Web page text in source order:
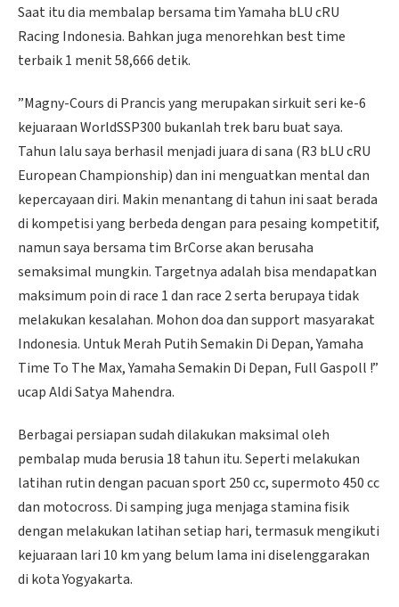
Saat itu dia membalap bersama tim Yamaha bLU cRU
Racing Indonesia. Bahkan juga menorehkan best time
terbaik 1 menit 58,666 detik.
”Magny-Cours di Prancis yang merupakan sirkuit seri ke-6
kejuaraan WorldSSP300 bukanlah trek baru buat saya.
Tahun lalu saya berhasil menjadi juara di sana (R3 bLU cRU
European Championship) dan ini menguatkan mental dan
kepercayaan diri. Makin menantang di tahun ini saat berada
di kompetisi yang berbeda dengan para pesaing kompetitif,
namun saya bersama tim BrCorse akan berusaha
semaksimal mungkin. Targetnya adalah bisa mendapatkan
maksimum poin di race 1 dan race 2 serta berupaya tidak
melakukan kesalahan. Mohon doa dan support masyarakat
Indonesia. Untuk Merah Putih Semakin Di Depan, Yamaha
Time To The Max, Yamaha Semakin Di Depan, Full Gaspoll !”
ucap Aldi Satya Mahendra.
Berbagai persiapan sudah dilakukan maksimal oleh
pembalap muda berusia 18 tahun itu. Seperti melakukan
latihan rutin dengan pacuan sport 250 cc, supermoto 450 cc
dan motocross. Di samping juga menjaga stamina fisik
dengan melakukan latihan setiap hari, termasuk mengikuti
kejuaraan lari 10 km yang belum lama ini diselenggarakan
di kota Yogyakarta.